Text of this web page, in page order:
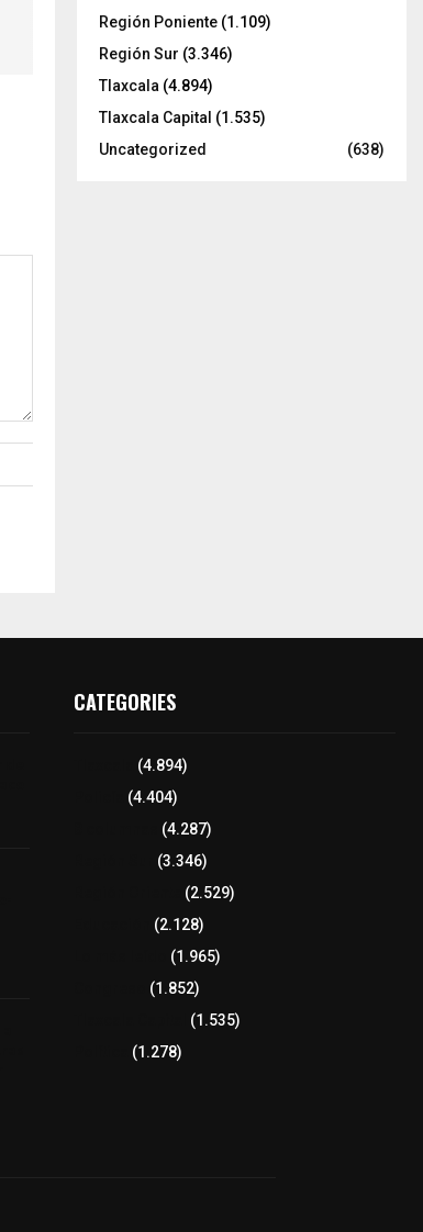
Región Poniente (1.109)
Región Sur (3.346)
Tlaxcala (4.894)
Tlaxcala Capital (1.535)
Uncategorized
(638)
CATEGORIES
(4.894)
(4.404)
(4.287)
(3.346)
(2.529)
(2.128)
(1.965)
(1.852)
(1.535)
(1.278)